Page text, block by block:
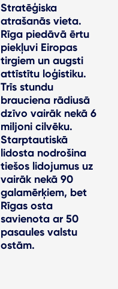
Stratēģiska
atrašanās vieta.
Rīga piedāvā ērtu
piekļuvi Eiropas
tirgiem un augsti
attīstītu loģistiku.
Trīs stundu
brauciena rādiusā
dzīvo vairāk nekā 6
miljoni cilvēku.
Starptautiskā
lidosta nodrošina
tiešos lidojumus uz
vairāk nekā 90
galamērķiem, bet
Rīgas osta
savienota ar 50
pasaules valstu
ostām.